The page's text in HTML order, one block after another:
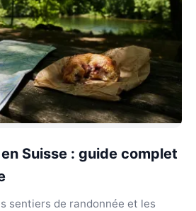
Suisse : guide complet
sentiers de randonnée et les